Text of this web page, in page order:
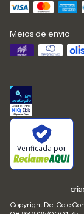
Meios de envio
Verificada por
Copyright Del Cole